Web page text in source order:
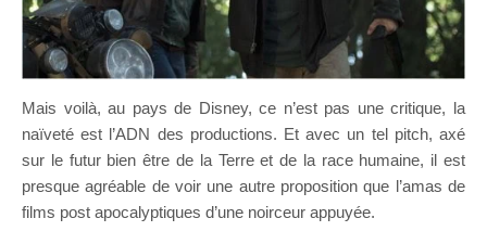
Mais voilà, au pays de Disney, ce n’est pas une critique, la
naïveté est l’ADN des productions. Et avec un tel pitch, axé
sur le futur bien être de la Terre et de la race humaine, il est
presque agréable de voir une autre proposition que l’amas de
films post apocalyptiques d’une noirceur appuyée.